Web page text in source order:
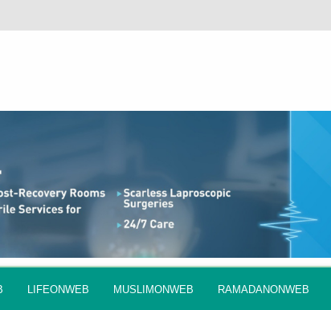
LIFEONWEB MUSLIMONWEB RAMADANONWEB